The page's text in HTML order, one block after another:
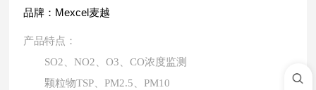
品牌：Mexcel麦越
产品特点：
SO2、NO2、O3、CO浓度监测
颗粒物TSP、PM2.5、PM10